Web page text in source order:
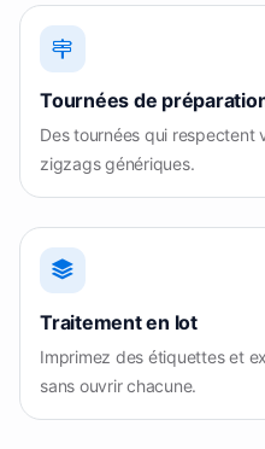
Tournées de
Des tournées qui
zigzags génériques.
Traitement en lot
Imprimez des étiquettes et
sans ouvrir chacune.